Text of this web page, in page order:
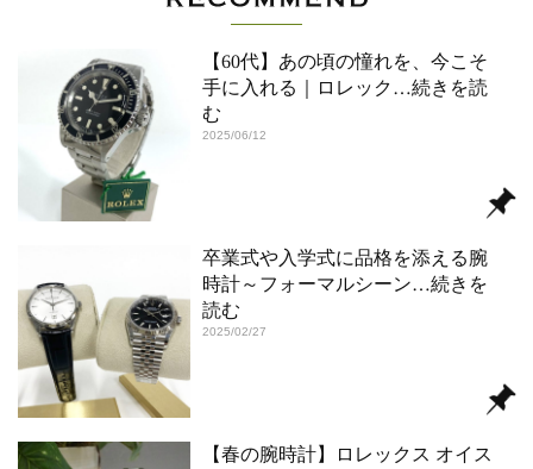
【60代】あの頃の憧れを、今こそ
手に入れる｜ロレック …続きを読
む
2025/06/12
卒業式や入学式に品格を添える腕
時計～フォーマルシーン…続きを
読む
2025/02/27
【春の腕時計】ロレックス オイス